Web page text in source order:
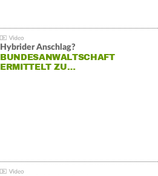
Hybrider Anschlag?
BUNDESANWALTSCHAFT
ERMITTELT ZU…